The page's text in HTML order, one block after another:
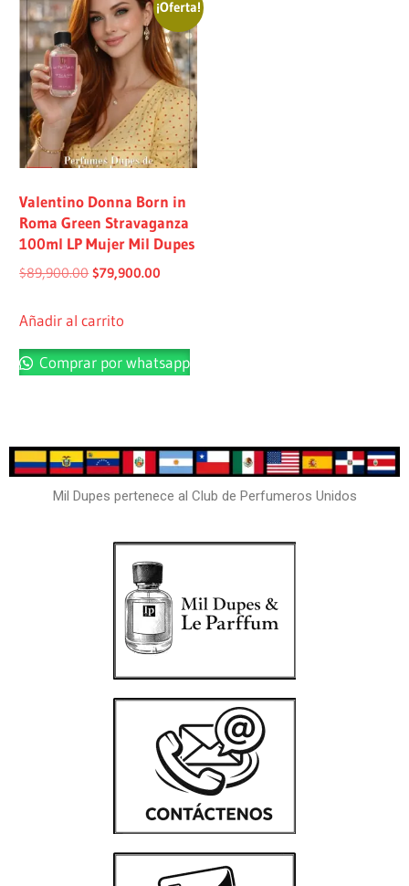
¡Oferta!
Valentino Donna Born in
Roma Green Stravaganza
100ml LP Mujer Mil Dupes
$89,900.00 $79,900.00
Añadir al carrito
Comprar por whatsapp
Mil Dupes pertenece al Club de Perfumeros Unidos